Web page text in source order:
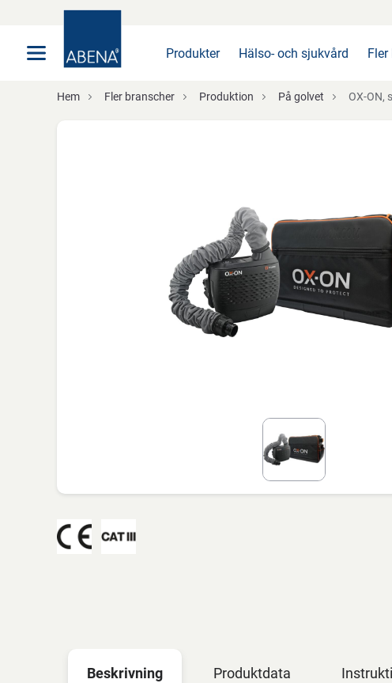
Produkter Hälso- och sjukvård Fler
Hem Fler branscher Produktion På golvet OX-ON,
Beskrivning Produktdata